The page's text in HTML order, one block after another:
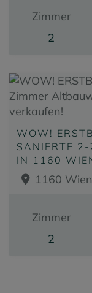
Zimmer
2
WOW!
SANIERTE
IN 1160
1160
Zimmer
2